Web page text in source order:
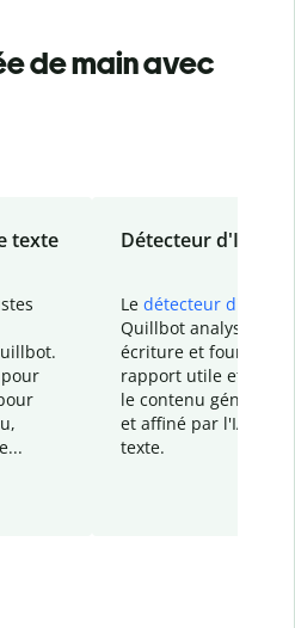
de main avec
texte Détecteur d'IA
Le détecteur d'IA
Quillbot analyse votre
écriture et fournit un
rapport utile et
le contenu généré
et affiné par l'IA
texte.